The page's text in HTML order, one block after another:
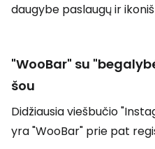
daugybe paslaugų ir
"WooBar" su
šou
Didžiausia viešbučio
yra "WooBar" prie pat